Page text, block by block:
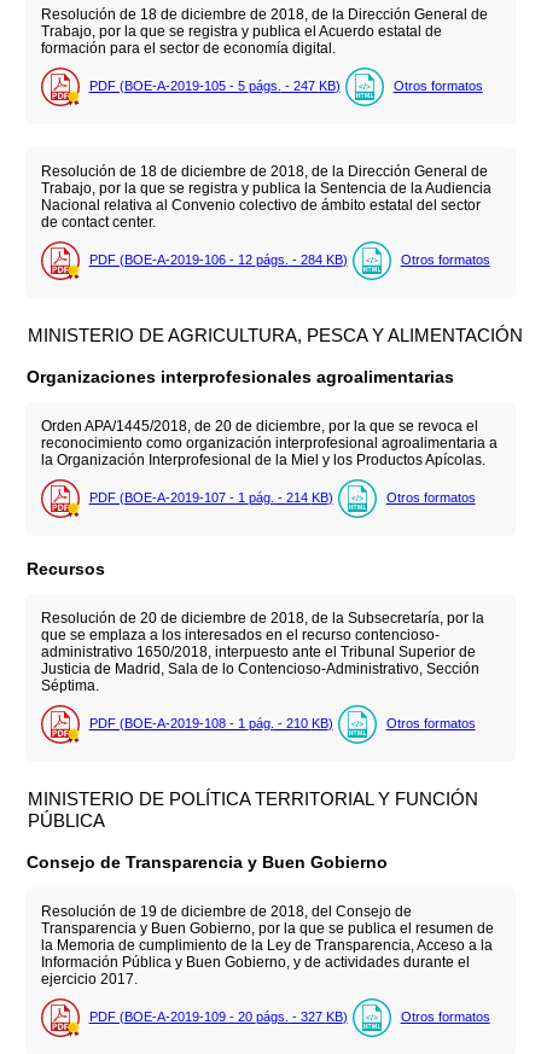
Resolución de 18 de diciembre de 2018, de la Dirección General de
Trabajo, por la que se registra y publica el Acuerdo estatal de
formación para el sector de economía digital.
PDF (BOE-A-2019-105 - 5 págs. - 247 KB) Otros formatos
Resolución de 18 de diciembre de 2018, de la Dirección General de
Trabajo, por la que se registra y publica la Sentencia de la Audiencia
Nacional relativa al Convenio colectivo de ámbito estatal del sector
de contact center.
PDF (BOE-A-2019-106 - 12 págs. - 284 KB) Otros formatos
MINISTERIO DE AGRICULTURA, PESCA Y ALIMENTACIÓN
Organizaciones interprofesionales agroalimentarias
Orden APA/1445/2018, de 20 de diciembre, por la que se revoca el
reconocimiento como organización interprofesional agroalimentaria a
la Organización Interprofesional de la Miel y los Productos Apícolas.
PDF (BOE-A-2019-107 - 1 pág. - 214 KB) Otros formatos
Recursos
Resolución de 20 de diciembre de 2018, de la Subsecretaría, por la
que se emplaza a los interesados en el recurso contencioso-
administrativo 1650/2018, interpuesto ante el Tribunal Superior de
Justicia de Madrid, Sala de lo Contencioso-Administrativo, Sección
Séptima.
PDF (BOE-A-2019-108 - 1 pág. - 210 KB) Otros formatos
MINISTERIO DE POLÍTICA TERRITORIAL Y FUNCIÓN
PÚBLICA
Consejo de Transparencia y Buen Gobierno
Resolución de 19 de diciembre de 2018, del Consejo de
Transparencia y Buen Gobierno, por la que se publica el resumen de
la Memoria de cumplimiento de la Ley de Transparencia, Acceso a la
Información Pública y Buen Gobierno, y de actividades durante el
ejercicio 2017.
PDF (BOE-A-2019-109 - 20 págs. - 327 KB) Otros formatos